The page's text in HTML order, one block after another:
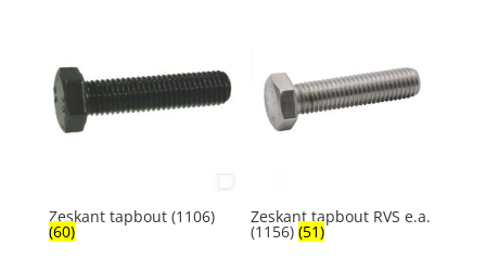
Zeskant tapbout (1106)
(60)
Zeskant tapbout RVS e.a.
(1156)(51)